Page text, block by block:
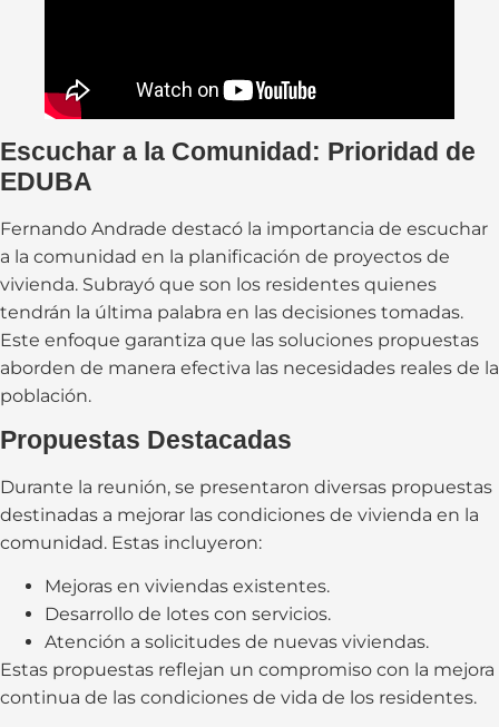
Escuchar a la Comunidad: Prioridad de
EDUBA
Fernando Andrade destacó la importancia de escuchar
a la comunidad en la planificación de proyectos de
vivienda. Subrayó que son los residentes quienes
tendrán la última palabra en las decisiones tomadas.
Este enfoque garantiza que las soluciones propuestas
aborden de manera efectiva las necesidades reales de la
población.
Propuestas Destacadas
Durante la reunión, se presentaron diversas propuestas
destinadas a mejorar las condiciones de vivienda en la
comunidad. Estas incluyeron:
Mejoras en viviendas existentes.
Desarrollo de lotes con servicios.
Atención a solicitudes de nuevas viviendas.
Estas propuestas reflejan un compromiso con la mejora
continua de las condiciones de vida de los residentes.